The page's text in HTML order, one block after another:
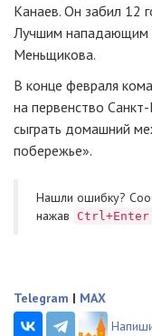
Канаев. Он забил 12
Лучшим нападающим
Меньщикова.
В конце февраля
на первенство
сыграть домашний
побережье».
Нашли ошибку?
нажав
Ctrl+Enter
Telegram | MAX